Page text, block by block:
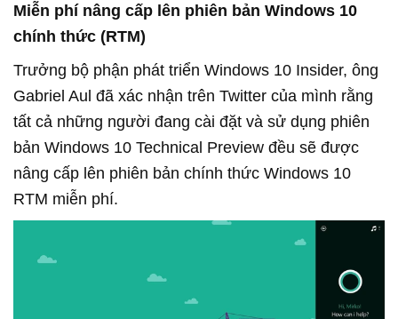
Miễn phí nâng cấp lên phiên bản Windows 10
chính thức (RTM)
Trưởng bộ phận phát triển Windows 10 Insider, ông
Gabriel Aul đã xác nhận trên Twitter của mình rằng
tất cả những người đang cài đặt và sử dụng phiên
bản Windows 10 Technical Preview đều sẽ được
nâng cấp lên phiên bản chính thức Windows 10
RTM miễn phí.